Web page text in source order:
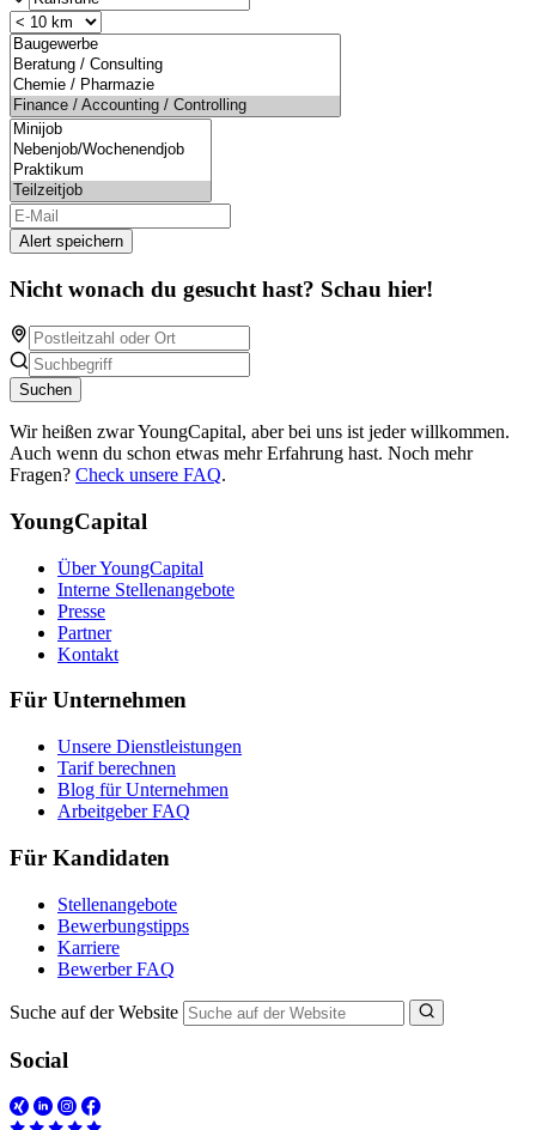
Alert speichern
Nicht wonach du gesucht hast? Schau hier!
Suchen
Wir heißen zwar YoungCapital, aber bei uns ist jeder willkommen.
Auch wenn du schon etwas mehr Erfahrung hast. Noch mehr
Fragen? Check unsere FAQ.
YoungCapital
Über YoungCapital
Interne Stellenangebote
Presse
Partner
Kontakt
Für Unternehmen
Unsere Dienstleistungen
Tarif berechnen
Blog für Unternehmen
Arbeitgeber FAQ
Für Kandidaten
Stellenangebote
Bewerbungstipps
Karriere
Bewerber FAQ
Suche auf der Website
Social